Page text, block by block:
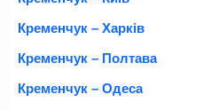
Кременчук – Харків
Кременчук – Полтава
Кременчук – Одеса